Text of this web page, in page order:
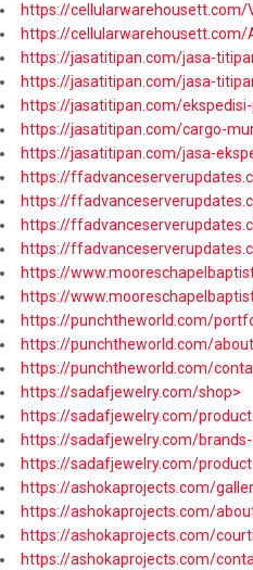
https://cellularwarehousett.com/
https://cellularwarehousett.com/
https://jasatitipan.com/jasa-
https://jasatitipan.com/jasa-
https://jasatitipan.com/
https://jasatitipan.com/cargo-
https://jasatitipan.com/jasa-
https://
https://
https://
https://
https://
https://
https://punchtheworld.com/
https://punchtheworld.com/
https://punchtheworld.com/
https://sadafjewelry.com/shop>
https://sadafjewelry.com/
https://sadafjewelry.com/
https://sadafjewelry.com/
https://ashokaprojects.com/
https://ashokaprojects.com/
https://ashokaprojects.com/
https://ashokaprojects.com/